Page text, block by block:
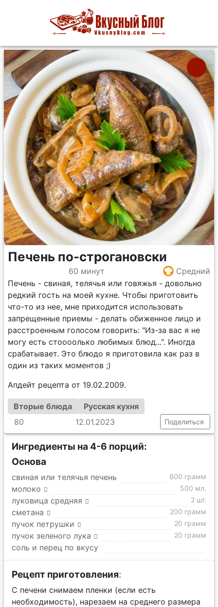
Печень по-строгановски
60 минут
Средний
Печень - свиная, телячья или говяжья - довольно
редкий гость на моей кухне. Чтобы приготовить
что-то из нее, мне приходится использовать
запрещенные приемы - делать обиженное лицо и
расстроенным голосом говорить: "Из-за вас я не
могу есть стоооолько любимых блюд...". Иногда
срабатывает. Это блюдо я приготовила как раз в
один из таких моментов ;)
Апдейт рецепта от 19.02.2009.
Вторые блюда
Русская кухня
80
12.01.2023 Поделиться
Ингредиенты на 4-6 порций:
Основа
свиная или телячья печень 800 грамм
молоко 500 мл.
луковица средняя 2 шт.
сметана 200 грамм
пучок петрушки 20 грамм
пучок зеленого лука 20 грамм
соль и перец по вкусу
Рецепт приготовления:
С печени снимаем пленки (если есть
необходимость), нарезаем на среднего размера